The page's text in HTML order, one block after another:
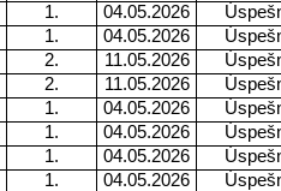
1. 04.05.2026
1. 04.05.2026
2. 11.05.2026
2. 11.05.2026
1. 04.05.2026
1. 04.05.2026
1. 04.05.2026
1. 04.05.2026